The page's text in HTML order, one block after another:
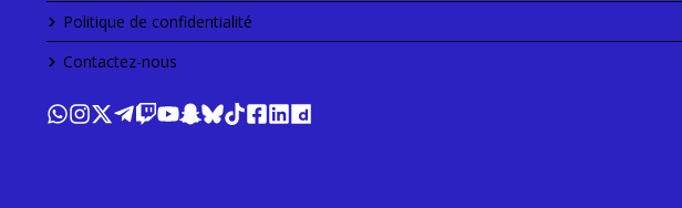
Politique de confidentialité
Contactez-nous